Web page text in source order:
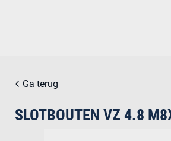
Ga terug
SLOTBOUTEN VZ 4.8